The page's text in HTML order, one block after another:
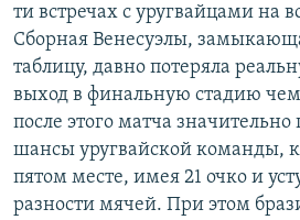
ти встречах с уругвайцами на
Сборная Венесуэлы,
таблицу, давно потеряла
выход в финальную стадию
после этого матча
шансы уругвайской команды,
пятом месте, имея 21 очко и
разности мячей. При этом